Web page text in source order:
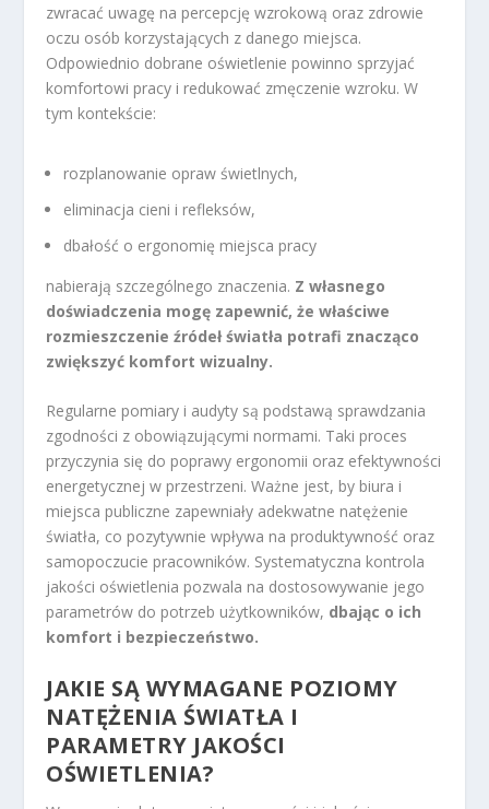
zwracać uwagę na percepcję wzrokową oraz zdrowie
oczu osób korzystających z danego miejsca.
Odpowiednio dobrane oświetlenie powinno sprzyjać
komfortowi pracy i redukować zmęczenie wzroku. W
tym kontekście:
rozplanowanie opraw świetlnych,
eliminacja cieni i refleksów,
dbałość o ergonomię miejsca pracy
nabierają szczególnego znaczenia. Z własnego
doświadczenia mogę zapewnić, że właściwe
rozmieszczenie źródeł światła potrafi znacząco
zwiększyć komfort wizualny.
Regularne pomiary i audyty są podstawą sprawdzania
zgodności z obowiązującymi normami. Taki proces
przyczynia się do poprawy ergonomii oraz efektywności
energetycznej w przestrzeni. Ważne jest, by biura i
miejsca publiczne zapewniały adekwatne natężenie
światła, co pozytywnie wpływa na produktywność oraz
samopoczucie pracowników. Systematyczna kontrola
jakości oświetlenia pozwala na dostosowywanie jego
parametrów do potrzeb użytkowników, dbając o ich
komfort i bezpieczeństwo.
JAKIE SĄ WYMAGANE POZIOMY
NATĘŻENIA ŚWIATŁA I
PARAMETRY JAKOŚCI
OŚWIETLENIA?